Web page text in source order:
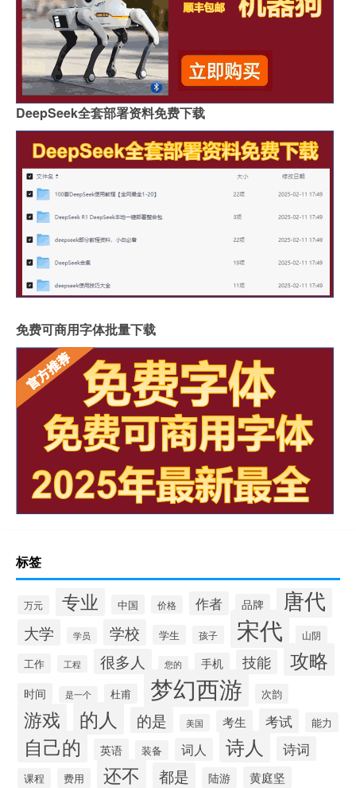
DeepSeek全套部署资料免费下载
免费可商用字体批量下载
标签
万元 专业 中国 价格 作者 品牌 唐代
大学 学员 学校 学生 孩子 宋代 山阴
工作 工程 很多人 您的 手机 技能 攻略
时间 是一个 杜甫 梦幻西游 次韵
游戏 的人 的是 美国 考生 考试 能力
自己的 英语 装备 词人 诗人 诗词
课程 费用 还不 都是 陆游 黄庭坚